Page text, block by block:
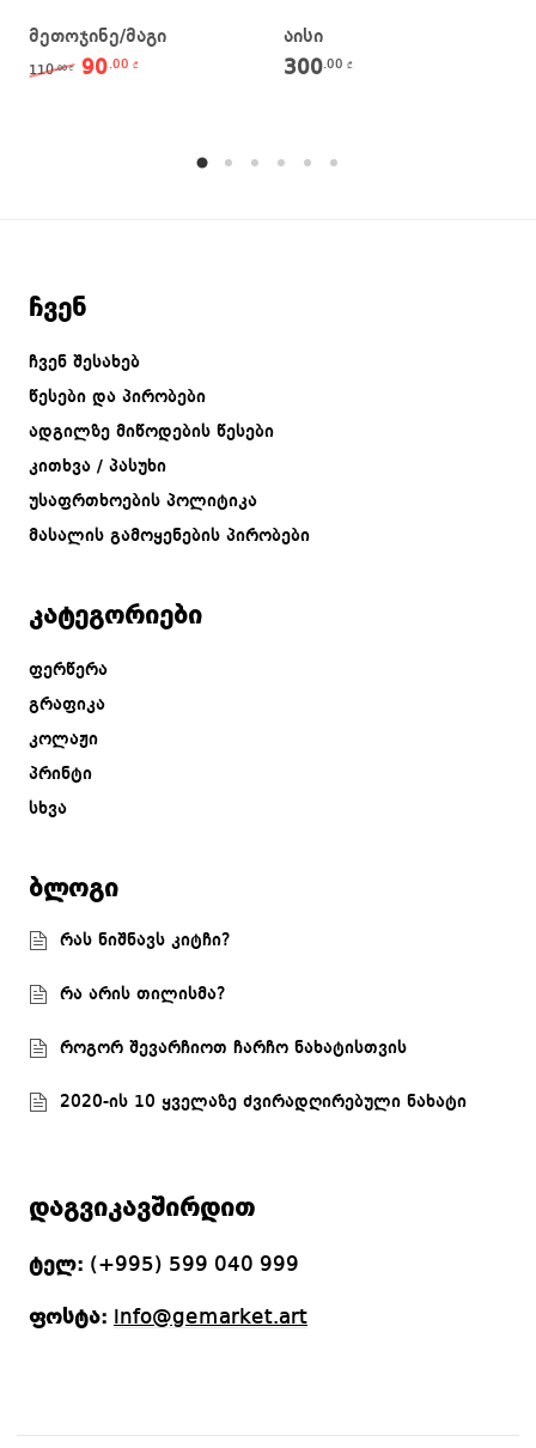
მეთოჯინე/მაგი
110.00₾ Original price was: 110.00 ₾.
90 .00 ₾ Current price is: 90.00 ₾.
აისი
300.00₾
ჩვენ
ჩვენ შესახებ
წესები და პირობები
ადგილზე მიწოდების წესები
კითხვა / პასუხი
უსაფრთხოების პოლიტიკა
მასალის გამოყენების პირობები
კატეგორიები
ფერწერა
გრაფიკა
კოლაჟი
პრინტი
სხვა
ბლოგი
რას ნიშნავს კიტჩი?
რა არის თილისმა?
როგორ შევარჩიოთ ჩარჩო ნახატისთვის
2020-ის 10 ყველაზე ძვირადღირებული ნახატი
დაგვიკავშირდით
ტელ: (+995) 599 040 999
ფოსტა: info@gemarket.art